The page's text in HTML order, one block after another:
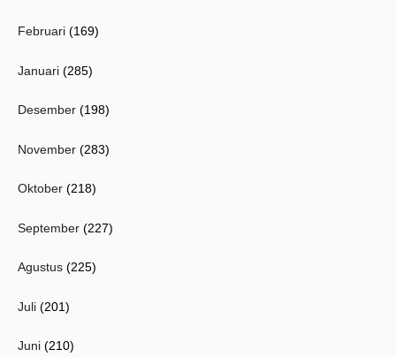
Februari (169)
Januari (285)
Desember (198)
November (283)
Oktober (218)
September (227)
Agustus (225)
Juli (201)
Juni (210)